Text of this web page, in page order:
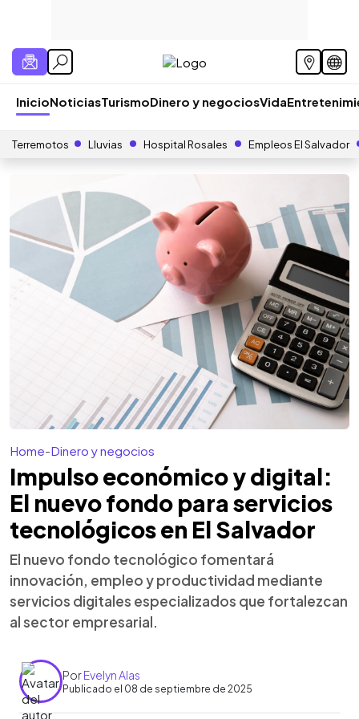
InicioNoticiasTurismoDinero y negociosVida
Terremotos Lluvias Hospital Rosales Empleos El Salvador
Home-Dinero y negocios
Impulso económico y digital:
El nuevo fondo para servicios
tecnológicos en El Salvador
El nuevo fondo tecnológico fomentará
innovación, empleo y productividad mediante
servicios digitales especializados que fortalezcan
al sector empresarial.
PorEvelyn Alas
Publicado el 08 de septiembre de 2025